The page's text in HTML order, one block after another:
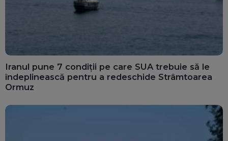
Iranul pune 7 condiții pe care SUA trebuie să le
îndeplinească pentru a redeschide Strâmtoarea
Ormuz